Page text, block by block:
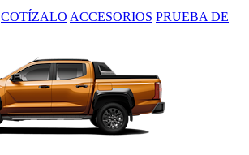
COTÍZALO ACCESORIOS PRUEBA DE